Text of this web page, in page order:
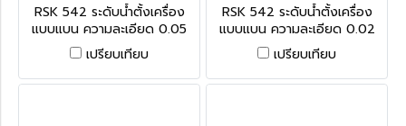
2-1005
RSK 542 ระดับน้ำตั้งเครื่อง
แบบแบน ความละเอียด 0.05
มม. + CERTIFICATED ประเทศ
ญี่ปุ่น PRECISION FLAT
LEVEL
เปรียบเทียบ
2-6002
RSK 542 ระดับน้ำตั้งเครื่อง
แบบแบน ความละเอียด 0.02
มม. + CERTIFICATED ประเทศ
ญี่ปุ่น PRECISION FLAT
LEVEL
เปรียบเทียบ